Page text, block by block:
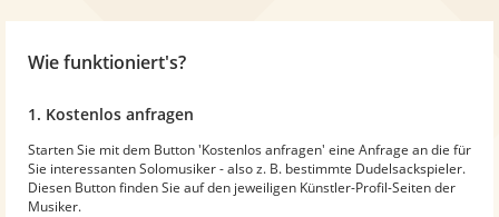
Wie funktioniert's?
1. Kostenlos anfragen
Starten Sie mit dem Button 'Kostenlos anfragen' eine Anfrage an die für
Sie interessanten Solomusiker - also z. B. bestimmte Dudelsackspieler.
Diesen Button finden Sie auf den jeweiligen Künstler-Profil-Seiten der
Musiker.